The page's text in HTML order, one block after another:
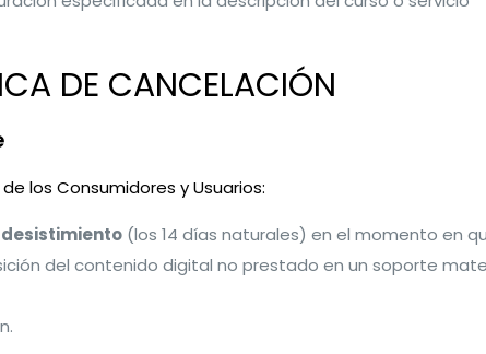
DE CANCELACIÓN
los Consumidores y Usuarios:
(los 14 días naturales) en el momento en
del contenido digital no prestado en un soporte